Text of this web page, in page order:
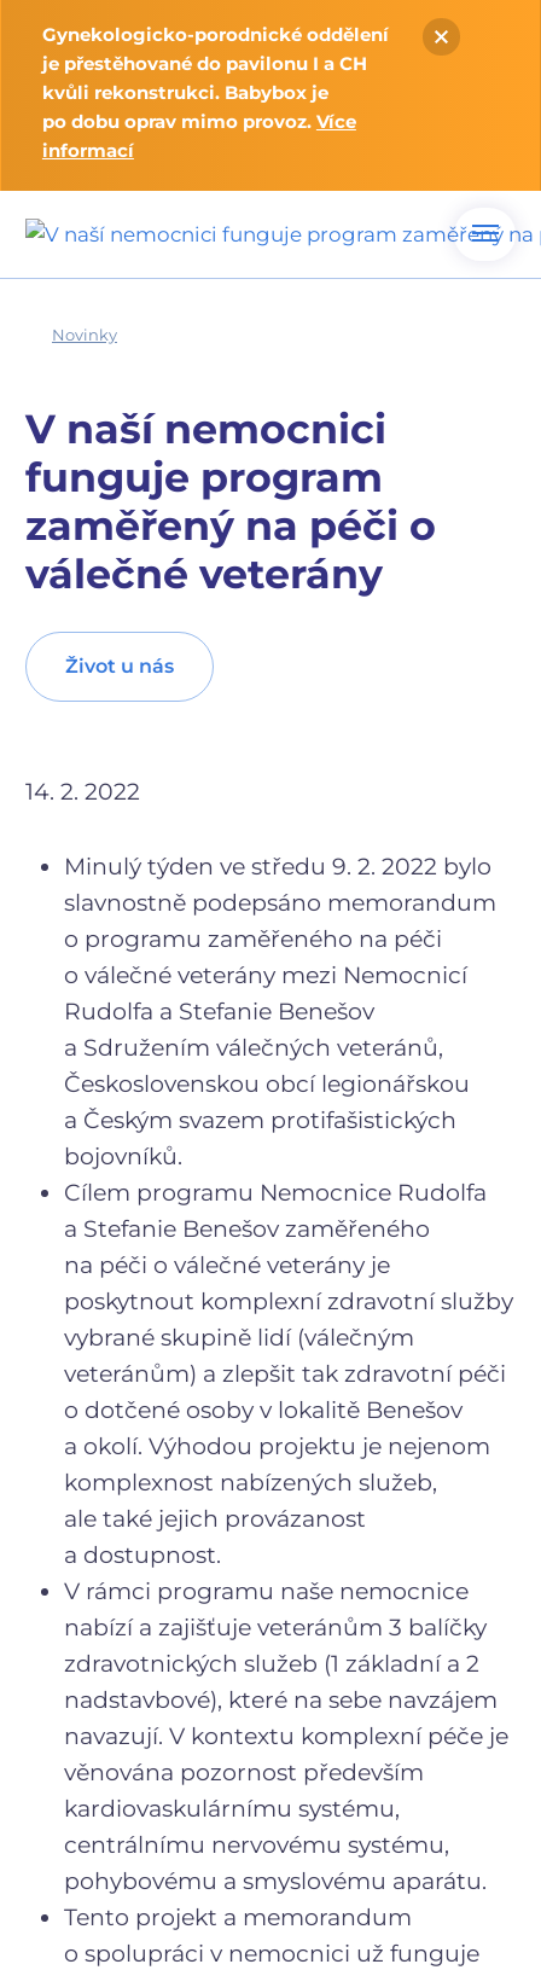
Gynekologicko-porodnické oddělení
je přestěhované do pavilonu I a CH
kvůli rekonstrukci. Babybox je
po dobu oprav mimo provoz. Více
informací
Novinky
V naší nemocnici
funguje program
zaměřený na péči o
válečné veterány
Život u nás
14. 2. 2022
Minulý týden ve středu 9. 2. 2022 bylo
slavnostně podepsáno memorandum
o programu zaměřeného na péči
o válečné veterány mezi Nemocnicí
Rudolfa a Stefanie Benešov
a Sdružením válečných veteránů,
Československou obcí legionářskou
a Českým svazem protifašistických
bojovníků.
Cílem programu Nemocnice Rudolfa
a Stefanie Benešov zaměřeného
na péči o válečné veterány je
poskytnout komplexní zdravotní služby
vybrané skupině lidí (válečným
veteránům) a zlepšit tak zdravotní péči
o dotčené osoby v lokalitě Benešov
a okolí. Výhodou projektu je nejenom
komplexnost nabízených služeb,
ale také jejich provázanost
a dostupnost.
V rámci programu naše nemocnice
nabízí a zajišťuje veteránům 3 balíčky
zdravotnických služeb (1 základní a 2
nadstavbové), které na sebe navzájem
navazují. V kontextu komplexní péče je
věnována pozornost především
kardiovaskulárnímu systému,
centrálnímu nervovému systému,
pohybovému a smyslovému aparátu.
Tento projekt a memorandum
o spolupráci v nemocnici už funguje